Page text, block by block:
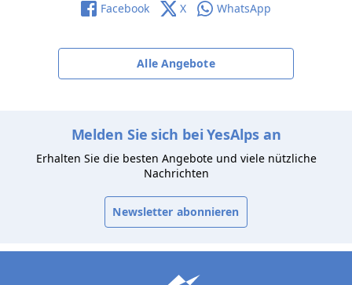
Facebook
X WhatsApp
Alle Angebote
Melden Sie sich bei YesAlps an
Erhalten Sie die besten Angebote und viele nützliche
Nachrichten
Newsletter abonnieren